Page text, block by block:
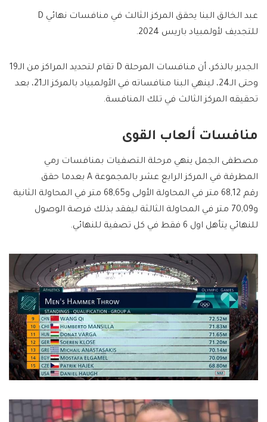
عبد الخالق البنا يحقق المركز الثالث في منافسات نهائي D
للتجديف لأولمبياد باريس 2024.
الجدير بالذكر، أن منافسات المرحلة D تقام لتحديد المراكز من الـ19
وحتى الـ24، لينهي البنا منافساته في الأولمبياد بالمركز الـ21، بعد
تحقيقه المركز الثالث في تلك المنافسة.
منافسات ألعاب القوى
مصطفى الجمل ينهي مرحلة التصفيات بمنافسات رمي
المطرقة في المركز الرابع عشر بالمجموعة A بعدما حقق
رقم 68,12 متر في المحاولة الأولى و68,65 متر في المحاولة الثانية
و70,09 متر في المحاولة الثالثة ليفقد بذلك فرصة الوصول
للنهائي يتأهل اول 6 فقط في كل تصفية للنهائي.